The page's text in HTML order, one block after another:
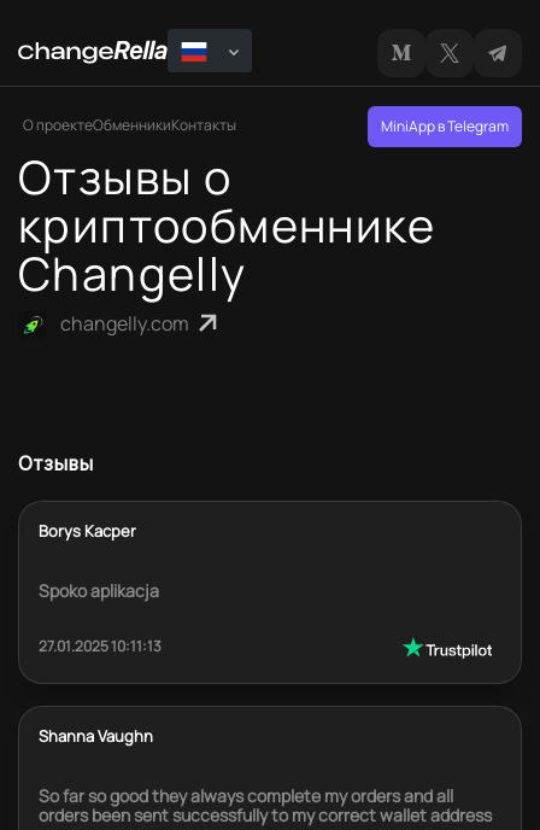
О проектеОбменникиКонтакты MiniApp в Telegram
Отзывы о
криптообменнике
Changelly
changelly.com
Отзывы
Borys Kacper
Spoko aplikacja
27.01.2025 10:11:13
Shanna Vaughn
So far so good they always complete my orders and all
orders been sent successfully to my correct wallet address